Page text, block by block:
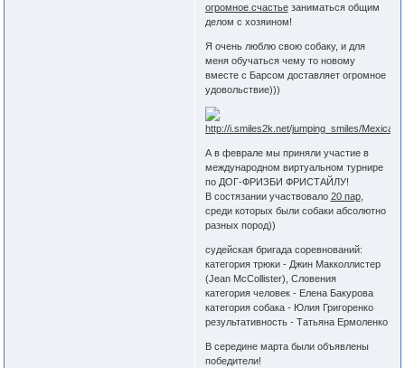
огромное счастьезаниматься общим
делом с хозяином!
Я очень люблю свою собаку, и для
меня обучаться чему то новому
вместе с Барсом доставляет огромное
удовольствие)))
А в феврале мы приняли участие в
международном виртуальном турнире
по ДОГ-ФРИЗБИ ФРИСТАЙЛУ!
В состязании участвовало 20 пар,
среди которых были собаки абсолютно
разных пород))
судейская бригада соревнований:
категория трюки - Джин Макколлистер
(Jean McCollister), Словения
категория человек - Елена Бакурова
категория собака - Юлия Григоренко
результативность - Татьяна Ермоленко
В середине марта были объявлены
победители!